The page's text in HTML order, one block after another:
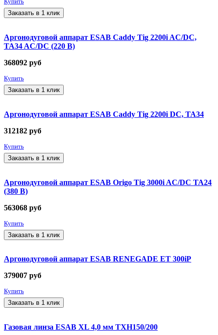
Купить
Заказать в 1 клик
Аргонодуговой аппарат ESAB Caddy Tig 2200i AC/DC,
TA34 AC/DC (220 В)
368092 руб
Купить
Заказать в 1 клик
Аргонодуговой аппарат ESAB Caddy Tig 2200i DC, TA34
312182 руб
Купить
Заказать в 1 клик
Аргонодуговой аппарат ESAB Origo Tig 3000i AC/DC TA24
(380 В)
563068 руб
Купить
Заказать в 1 клик
Аргонодуговой аппарат ESAB RENEGADE ET 300iP
379007 руб
Купить
Заказать в 1 клик
Газовая линза ESAB XL 4,0 мм TXH150/200